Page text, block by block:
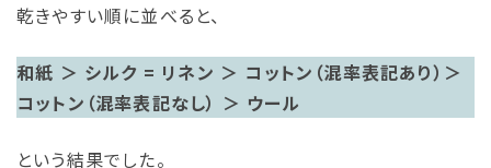
乾きやすい順に並べると、
和紙 ＞ シルク = リネン ＞ コットン（混率表記あり） ＞
コットン（混率表記なし） ＞ ウール
という結果でした。